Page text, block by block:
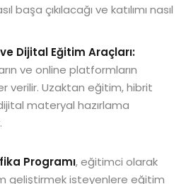
başa çıkılacağı ve katılımı nasıl
Dijital Eğitim Araçları:
ve online platformların
verilir. Uzaktan eğitim, hibrit
materyal hazırlama
Programı, eğitimci olarak
geliştirmek isteyenlere eğitim